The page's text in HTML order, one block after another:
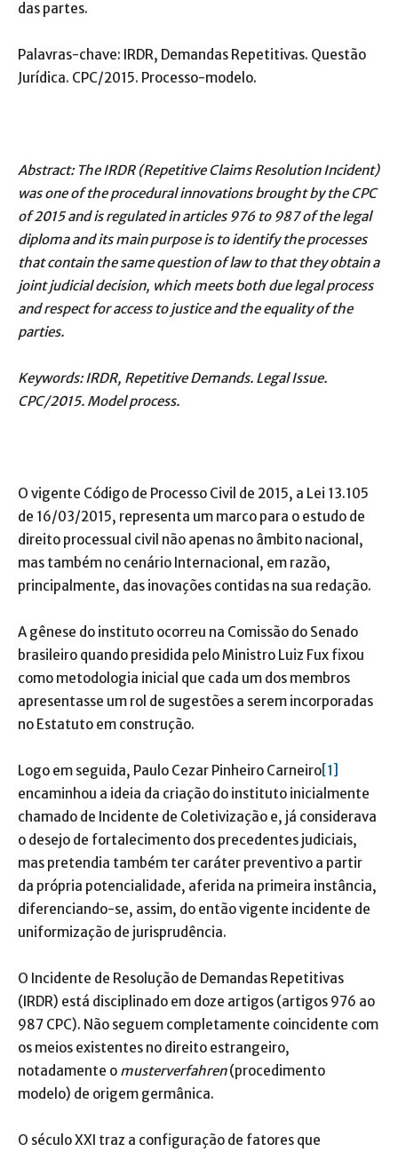
das partes.
Palavras-chave: IRDR, Demandas Repetitivas. Questão
Jurídica. CPC/2015. Processo-modelo.
Abstract: The IRDR (Repetitive Claims Resolution Incident)
was one of the procedural innovations brought by the CPC
of 2015 and is regulated in articles 976 to 987 of the legal
diploma and its main purpose is to identify the processes
that contain the same question of law to that they obtain a
joint judicial decision, which meets both due legal process
and respect for access to justice and the equality of the
parties.
Keywords: IRDR, Repetitive Demands. Legal Issue.
CPC/2015. Model process.
O vigente Código de Processo Civil de 2015, a Lei 13.105
de 16/03/2015, representa um marco para o estudo de
direito processual civil não apenas no âmbito nacional,
mas também no cenário Internacional, em razão,
principalmente, das inovações contidas na sua redação.
A gênese do instituto ocorreu na Comissão do Senado
brasileiro quando presidida pelo Ministro Luiz Fux fixou
como metodologia inicial que cada um dos membros
apresentasse um rol de sugestões a serem incorporadas
no Estatuto em construção.
Logo em seguida, Paulo Cezar Pinheiro Carneiro[1]
encaminhou a ideia da criação do instituto inicialmente
chamado de Incidente de Coletivização e, já considerava
o desejo de fortalecimento dos precedentes judiciais,
mas pretendia também ter caráter preventivo a partir
da própria potencialidade, aferida na primeira instância,
diferenciando-se, assim, do então vigente incidente de
uniformização de jurisprudência.
O Incidente de Resolução de Demandas Repetitivas
(IRDR) está disciplinado em doze artigos (artigos 976 ao
987 CPC). Não seguem completamente coincidente com
os meios existentes no direito estrangeiro,
notadamente o musterverfahren(procedimento
modelo) de origem germânica.
O século XXI traz a configuração de fatores que